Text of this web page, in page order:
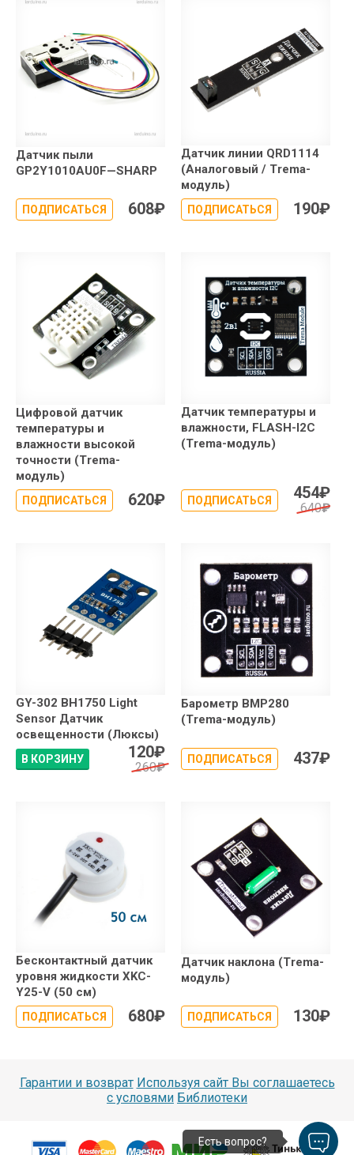
Датчик пыли
GP2Y1010AU0F—SHARP
ПОДПИСАТЬСЯ 608₽
Датчик линии QRD1114
(Аналоговый / Trema-
модуль)
ПОДПИСАТЬСЯ 190₽
Цифровой датчик
температуры и
влажности высокой
точности (Trema-
модуль)
ПОДПИСАТЬСЯ 620₽
Датчик температуры и
влажности, FLASH-I2C
(Trema-модуль)
ПОДПИСАТЬСЯ 454₽
640₽
GY-302 BH1750 Light
Sensor Датчик
освещенности (Люксы)
В КОРЗИНУ 120₽
260₽
Барометр BMP280
(Trema-модуль)
ПОДПИСАТЬСЯ 437₽
Бесконтактный датчик
уровня жидкости XKC-
Y25-V (50 см)
ПОДПИСАТЬСЯ 680₽
Датчик наклона (Trema-
модуль)
ПОДПИСАТЬСЯ 130₽
Гарантии и возврат Используя сайт Вы соглашаетесь
с условями Библиотеки
Есть вопрос?